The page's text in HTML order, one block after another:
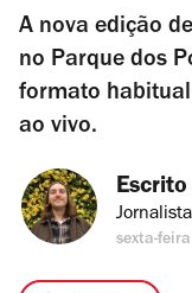
A nova edição
no Parque dos
formato
ao vivo.
Jornalista
sexta-